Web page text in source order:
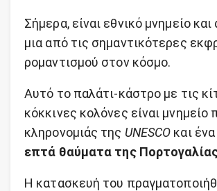
Σήμερα, είναι εθνικό μνημείο
μια από τις σημαντικότερες
ρομαντισμού στον κόσμο.
Αυτό το παλάτι-κάστρο με τις
κόκκινες κολόνες είναι μνημείο
κληρονομιάς της UNESCO και
επτά θαύματα της
Η κατασκευή του